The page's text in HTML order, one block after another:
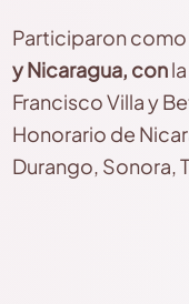
Participaron
y Nicaragua, con
Francisco Villa y
Honorario de
Durango, Sonora,